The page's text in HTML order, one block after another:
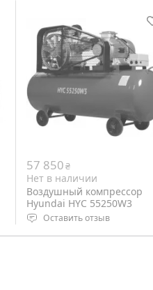
Рабочее давление: 8 Бар;
Вес: 40 кг;
57 850₴
Нет в наличии
Воздушный компрессор
Hyundai HYC 55250W3
Оставить отзыв
Мощность 5.5 л.с.